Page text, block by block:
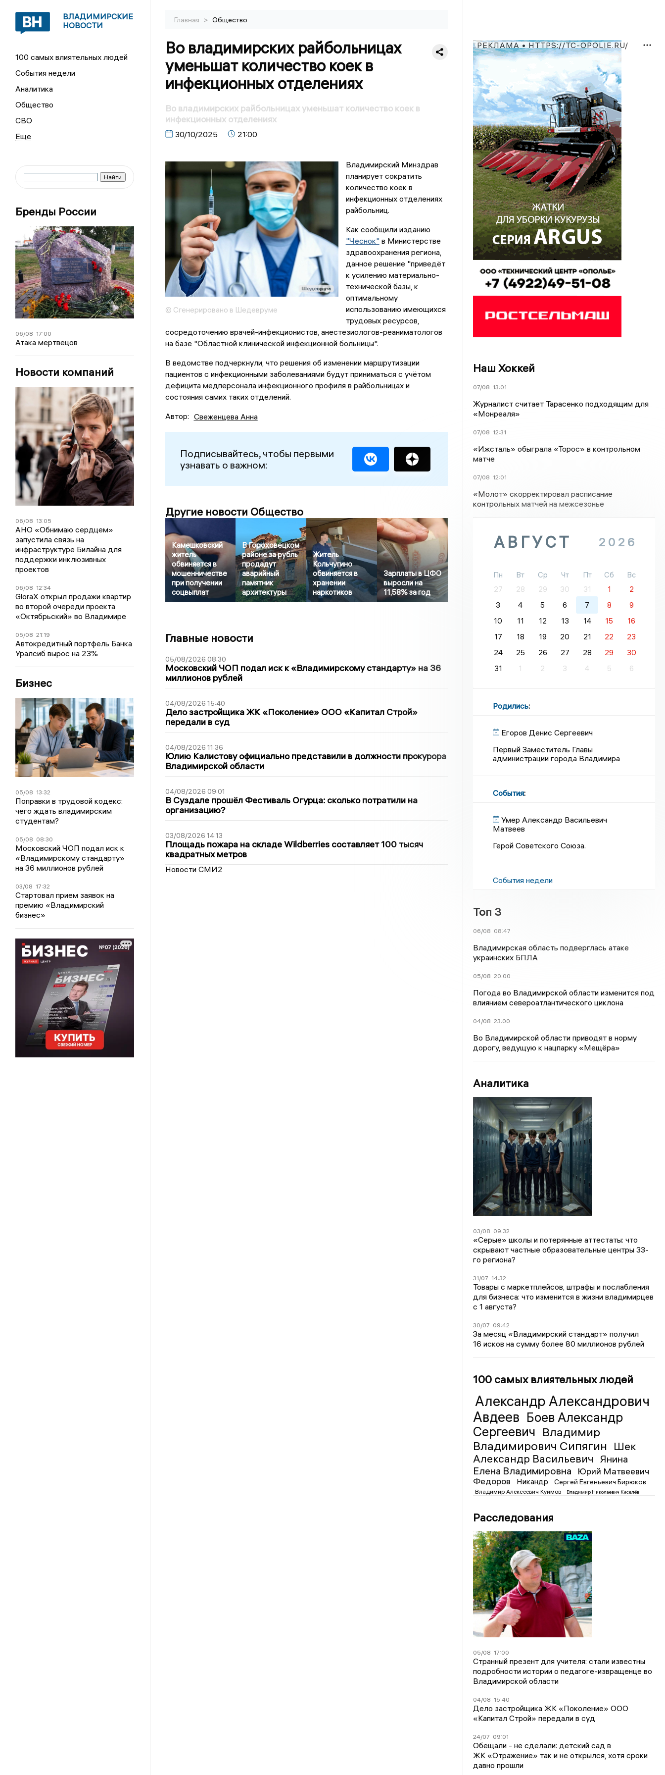
ВЛАДИМИРСКИЕ
НОВОСТИ
100 самых влиятельных людей
События недели
Аналитика
Общество
СВО
Бренды России
06/08 17:00
Атака мертвецов
Новости компаний
06/08 13:05
АНО «Обнимаю сердцем»
запустила связь на
инфраструктуре Билайна для
поддержки инклюзивных
проектов
06/08 12:34
GloraX открыл продажи квартир
во второй очереди проекта
«Октябрьский» во Владимире
05/08 21:19
Автокредитный портфель Банка
Уралсиб вырос на 23%
Бизнес
05/08 13:32
Поправки в трудовой кодекс:
чего ждать владимирским
студентам?
05/08 08:30
Московский ЧОП подал иск к
«Владимирскому стандарту»
на 36 миллионов рублей
03/08 17:32
Стартовал прием заявок на
премию «Владимирский
бизнес»
Главная > Общество
Во владимирских райбольницах
уменьшат количество коек в
инфекционных отделениях
Во владимирских райбольницах уменьшат количество коек в
инфекционных отделениях
30/10/2025 21:00
© Сгенерировано в Шедевруме
Владимирский Минздрав
планирует сократить
количество коек в
инфекционных отделениях
райбольниц.
Как сообщили изданию
"Чеснок"в Министерстве
здравоохранения региона,
данное решение "приведёт
к усилению материально-
технической базы, к
оптимальному
использованию имеющихся
трудовых ресурсов,
сосредоточению врачей-инфекционистов, анестезиологов-реаниматологов
на базе "Областной клинической инфекционной больницы".
В ведомстве подчеркнули, что решения об изменении маршрутизации
пациентов с инфекционными заболеваниями будут приниматься с учётом
дефицита медперсонала инфекционного профиля в райбольницах и
состояния самих таких отделений.
Автор: Свеженцева Анна
Подписывайтесь, чтобы первыми
узнавать о важном:
Другие новости Общество
Камешковский
житель
обвиняется в
мошенничестве
при получении
соцвыплат
В Гороховецком
районе за рубль
продадут
аварийный
памятник
архитектуры
Житель
Кольчугино
обвиняется в
хранении
наркотиков
Зарплаты в ЦФО
выросли на
11,58% за год
Главные новости
05/08/2026 08:30
Московский ЧОП подал иск к «Владимирскому стандарту» на 36
миллионов рублей
04/08/2026 15:40
Дело застройщика ЖК «Поколение» ООО «Капитал Строй»
передали в суд
04/08/2026 11:36
Юлию Калистову официально представили в должности прокурора
Владимирской области
04/08/2026 09:01
В Суздале прошёл Фестиваль Огурца: сколько потратили на
организацию?
03/08/2026 14:13
Площадь пожара на складе Wildberries составляет 100 тысяч
квадратных метров
Новости СМИ2
РЕКЛАМА • HTTPS://TC-OPOLIE.RU/
Наш Хоккей
07/08 13:01
Журналист считает Тарасенко подходящим для
«Монреаля»
07/08 12:31
«Ижсталь» обыграла «Торос» в контрольном
матче
07/08 12:01
«Молот» скорректировал расписание
контрольных матчей на межсезонье
АВГУСТ 2026
Пн Вт Ср Чт Пт Сб
Вс
27
28 29 30 31 1
2
3
4 5 6 7 8
9
10
11 12 13 14 15
16
17
18 19 20 21 22
23
24
25 26 27 28 29
30
31
1 2 3 4 5 6
Родились:
Егоров Денис Сергеевич
Первый Заместитель Главы
администрации города Владимира
События:
Умер Александр Васильевич
Матвеев
Герой Советского Союза.
События недели
Топ 3
06/08 08:47
Владимирская область подверглась атаке
украинских БПЛА
05/08 20:00
Погода во Владимирской области изменится под
влиянием североатлантического циклона
04/08 23:00
Во Владимирской области приводят в норму
дорогу, ведущую к нацпарку «Мещёра»
Аналитика
03/08 09:32
«Серые» школы и потерянные аттестаты: что
скрывают частные образовательные центры 33-
го региона?
31/07 14:32
Товары с маркетплейсов, штрафы и послабления
для бизнеса: что изменится в жизни владимирцев
с 1 августа?
30/07 09:42
За месяц «Владимирский стандарт» получил
16 исков на сумму более 80 миллионов рублей
100 самых влиятельных людей
Александр Александрович
Авдеев Боев Александр
Сергеевич Владимир
Владимирович Сипягин Шек
Александр Васильевич
Янина
Елена Владимировна
Юрий Матвеевич
Федоров
Никандр Сергей Евгеньевич Бирюков
Владимир Алексеевич Куимов Владимир Николаевич Киселёв
Расследования
05/08 17:00
Странный презент для учителя: стали известны
подробности истории о педагоге-извращенце во
Владимирской области
04/08 15:40
Дело застройщика ЖК «Поколение» ООО
«Капитал Строй» передали в суд
24/07 09:01
Обещали - не сделали: детский сад в
ЖК «Отражение» так и не открылся, хотя сроки
давно прошли